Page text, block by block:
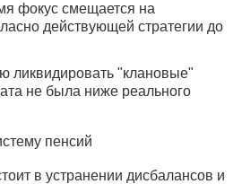
фокус смещается на
действующей стратегии до
ликвидировать "клановые"
не была ниже реального
пенсий
в устранении дисбалансов и